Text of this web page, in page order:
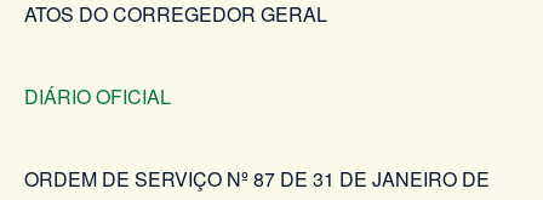
ATOS DO CORREGEDOR GERAL
DIÁRIO OFICIAL
ORDEM DE SERVIÇO Nº 87 DE 31 DE JANEIRO DE